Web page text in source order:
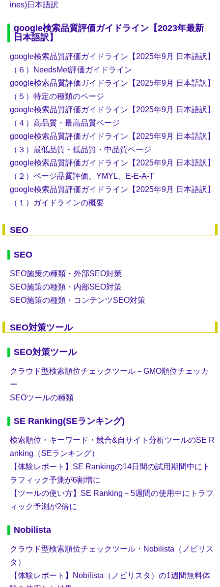
ines)日本語訳
google検索品質評価ガイドライン【2023年最新
日本語訳】
google検索品質評価ガイドライン【2025年9月 日本語訳】
（６）NeedsMet評価ガイドライン
google検索品質評価ガイドライン【2025年9月 日本語訳】
（５）特定の種類のページ
google検索品質評価ガイドライン【2025年9月 日本語訳】
（４）高品質・最高品質ページ
google検索品質評価ガイドライン【2025年9月 日本語訳】
（３）最低品質・低品質・中品質ページ
google検索品質評価ガイドライン【2025年9月 日本語訳】
（２）ページ品質評価、YMYL、E-E-A-T
google検索品質評価ガイドライン【2025年9月 日本語訳】
（１）ガイドラインの概要
SEO
SEO
SEO施策の種類・外部SEO対策
SEO施策の種類・内部SEO対策
SEO施策の種類・コンテンツSEO対策
SEO対策ツール
SEO対策ツール
クラウド型検索順位チェックツール－GMO順位チェッカ
ー
SEOツールの種類
SE Ranking(SEランキング)
検索順位・キーワード・競合&自サイト分析ツールのSE R
anking（SEランキング）
【体験レポート】SE Rankingの14日間の試用期間中にト
ラフィック予測が6割増に
【ツールの使い方】SE Ranking－5週間の使用中にトラフ
ィック予測が2倍に
Nobilista
クラウド型検索順位チェックツール・Nobilista（ノビリス
タ）
【体験レポート】Nobilista（ノビリスタ）の1週間無料体